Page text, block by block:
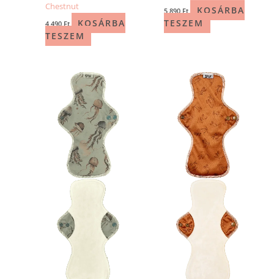
Chestnut
4 490 Ft
KOSÁRBA
TESZEM
5 890 Ft
KOSÁRBA
TESZEM